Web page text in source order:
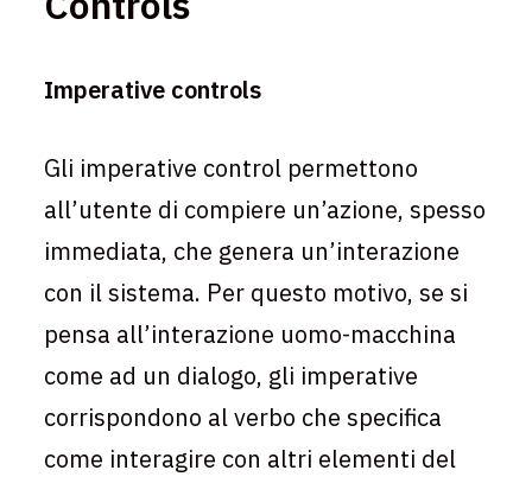
Imperative controls
Gli imperative control permettono
all’utente di compiere un’azione, spesso
immediata, che genera un’interazione
con il sistema. Per questo motivo, se si
pensa all’interazione uomo-macchina
come ad un dialogo, gli imperative
corrispondono al verbo che specifica
come interagire con altri elementi del